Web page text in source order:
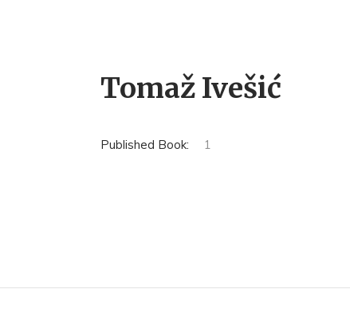
Tomaž Ivešić
Published Book: 1